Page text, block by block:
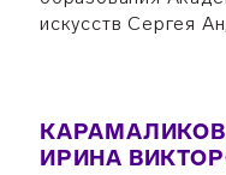
искусств Сергея
ИРИНА